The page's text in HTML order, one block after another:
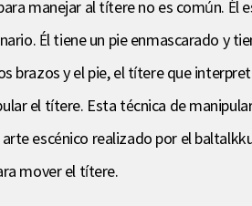
manejar al títere no es común.
Él tiene un pie enmascarado y
brazos y el pie, el títere que
el títere. Esta técnica de
escénico realizado por el
mover el títere.